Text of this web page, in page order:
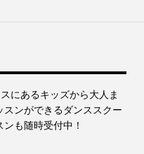
にあるキッズから⼤⼈ま
ンができるダンススクー
も随時受付中！